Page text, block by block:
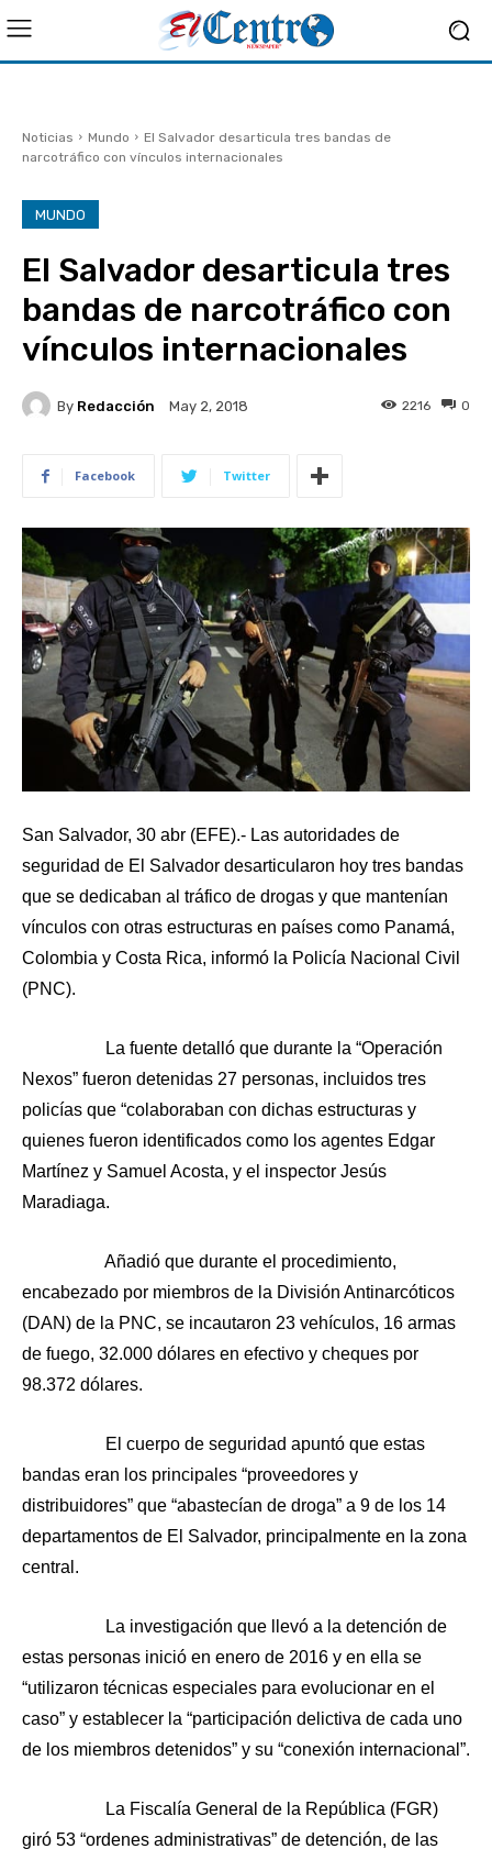
Noticias Mundo
El Salvador desarticula tres bandas de
narcotráfico con vínculos internacionales
MUNDO
El Salvador desarticula tres
bandas de narcotráfico con
vínculos internacionales
By Redacción May 2, 2018 0
2216
Facebook Twitter
San Salvador, 30 abr (EFE).- Las autoridades de
seguridad de El Salvador desarticularon hoy tres bandas
que se dedicaban al tráfico de drogas y que mantenían
vínculos con otras estructuras en países como Panamá,
Colombia y Costa Rica, informó la Policía Nacional Civil
(PNC).
La fuente detalló que durante la “Operación
Nexos” fueron detenidas 27 personas, incluidos tres
policías que “colaboraban con dichas estructuras y
quienes fueron identificados como los agentes Edgar
Martínez y Samuel Acosta, y el inspector Jesús
Maradiaga.
Añadió que durante el procedimiento,
encabezado por miembros de la División Antinarcóticos
(DAN) de la PNC, se incautaron 23 vehículos, 16 armas
de fuego, 32.000 dólares en efectivo y cheques por
98.372 dólares.
El cuerpo de seguridad apuntó que estas
bandas eran los principales “proveedores y
distribuidores” que “abastecían de droga” a 9 de los 14
departamentos de El Salvador, principalmente en la zona
central.
La investigación que llevó a la detención de
estas personas inició en enero de 2016 y en ella se
“utilizaron técnicas especiales para evolucionar en el
caso” y establecer la “participación delictiva de cada uno
de los miembros detenidos” y su “conexión internacional”.
La Fiscalía General de la República (FGR)
giró 53 “ordenes administrativas” de detención, de las